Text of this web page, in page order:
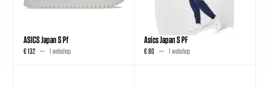
ASICS Japan S Pf
€ 132 1 webshop
Asics Japan S PF
€ 80 1 webshop